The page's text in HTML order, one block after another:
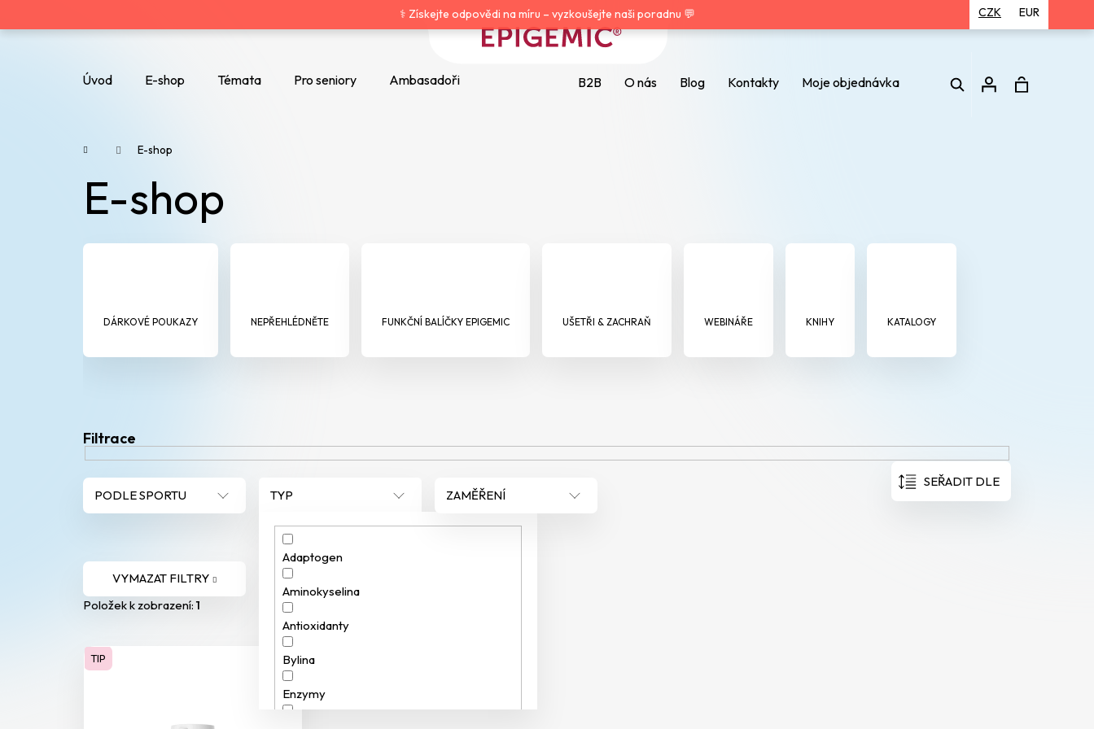
⚕️ Získejte odpovědi na míru – vyzkoušejte naši poradnu 💬
Úvod E-shop Témata Pro seniory Ambasadoři B2B O nás Blog Kontakty Moje objednávka
CZK EUR
Hledat
Domů E-shop
E-shop
DÁRKOVÉ POUKAZY NEPŘEHLÉDNĚTE FUNKČNÍ BALÍČKY EPIGEMIC UŠETŘI & ZACHRAŇ WEBINÁŘE KNIHY KATALOGY
SEŘADIT DLE
PODLE SPORTU
TYP
Adaptogen
Aminokyselina
Antioxidanty
Bylina
Enzymy
ZAMĚŘENÍ
VYMAZAT FILTRY
Položek k zobrazení:1
V
ý
p
s
p
r
oTIP